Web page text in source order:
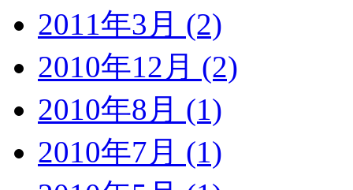
2011年3月 (2)
2010年12月 (2)
2010年8月 (1)
2010年7月 (1)